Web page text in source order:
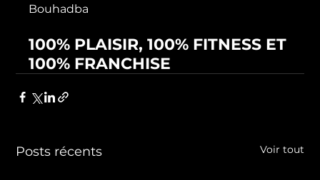
100% PLAISIR, 100% FITNESS ET
100% FRANCHISE
Posts récents Voir tout